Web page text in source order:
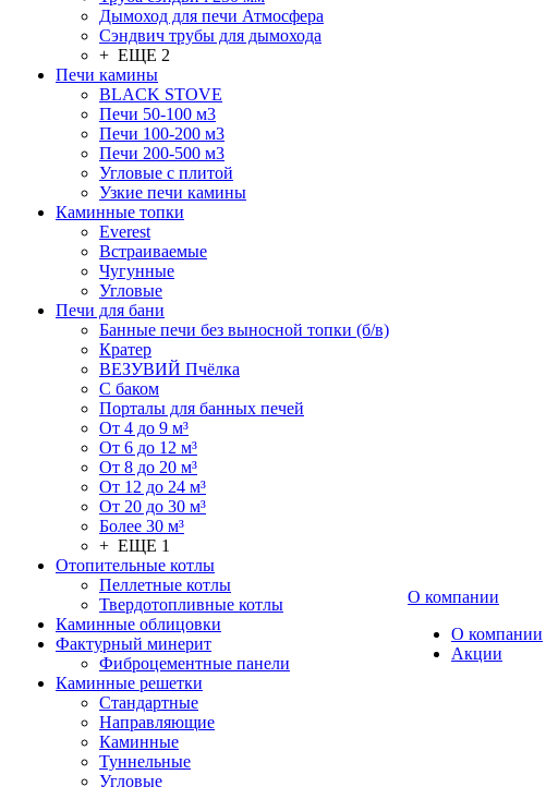
Дымоход для печи Атмосфера
Сэндвич трубы для дымохода
+ ЕЩЕ 2
Печи камины
BLACK STOVE
Печи 50-100 м3
Печи 100-200 м3
Печи 200-500 м3
Угловые с плитой
Узкие печи камины
Каминные топки
Everest
Встраиваемые
Чугунные
Угловые
Печи для бани
Банные печи без выносной топки (б/в)
Кратер
ВЕЗУВИЙ Пчёлка
С баком
Порталы для банных печей
От 4 до 9 м³
От 6 до 12 м³
От 8 до 20 м³
От 12 до 24 м³
От 20 до 30 м³
Более 30 м³
+ ЕЩЕ 1
Отопительные котлы
Пеллетные котлы
Твердотопливные котлы
Каминные облицовки
Фактурный минерит
Фиброцементные панели
Каминные решетки
Стандартные
Направляющие
Каминные
Туннельные
Угловые
О компании
О компании
Акции